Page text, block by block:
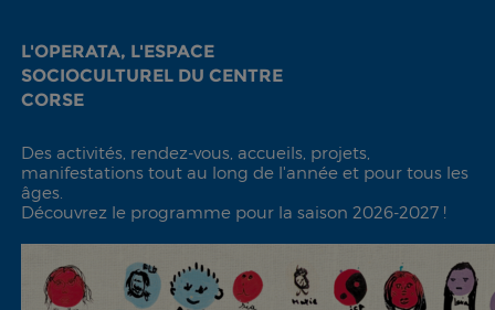
L'OPERATA, L'ESPACE
SOCIOCULTUREL DU CENTRE
CORSE
Des activités, rendez-vous, accueils, projets,
manifestations tout au long de l'année et pour tous les
âges.
Découvrez le programme pour la saison 2026-2027 !